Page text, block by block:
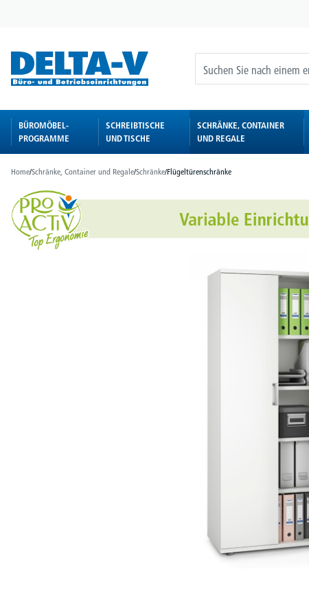
BÜROMÖBEL-
PROGRAMME
SCHREIBTISCHE
UND TISCHE
SCHRÄNKE, CONTAINER
UND REGALE
Home/Schränke, Container und Regale/Schränke/Flügeltürenschränke